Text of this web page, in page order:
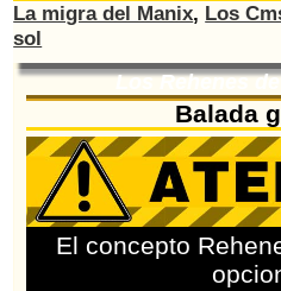
La migra del Manix, Los
sol
Los Rehenes
Balada
El concepto